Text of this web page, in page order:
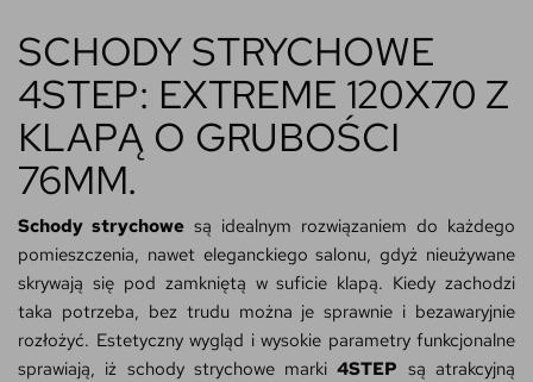
SCHODY STRYCHOWE
4STEP: EXTREME 120X70 Z
KLAPĄ O GRUBOŚCI
76MM.
Schody strychowe są idealnym rozwiązaniem do każdego
pomieszczenia, nawet eleganckiego salonu, gdyż nieużywane
skrywają się pod zamkniętą w suficie klapą. Kiedy zachodzi
taka potrzeba, bez trudu można je sprawnie i bezawaryjnie
rozłożyć. Estetyczny wygląd i wysokie parametry funkcjonalne
sprawiają, iż schody strychowe marki4STEP są atrakcyjną